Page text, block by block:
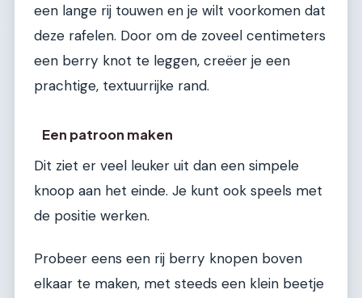
een lange rij touwen en je wilt voorkomen dat
deze rafelen. Door om de zoveel centimeters
een berry knot te leggen, creëer je een
prachtige, textuurrijke rand.
Een patroon maken
Dit ziet er veel leuker uit dan een simpele
knoop aan het einde. Je kunt ook speels met
de positie werken.
Probeer eens een rij berry knopen boven
elkaar te maken, met steeds een klein beetje